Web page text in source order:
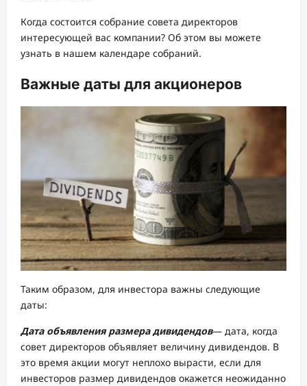
Когда состоится собрание совета директоров
интересующей вас компании? Об этом вы можете
узнать в нашем календаре собраний.
Важные даты для акционеров
Таким образом, для инвестора важны следующие
даты:
Дата объявления размера дивидендов— дата, когда
совет директоров объявляет величину дивидендов. В
это время акции могут неплохо вырасти, если для
инвесторов размер дивидендов окажется неожиданно